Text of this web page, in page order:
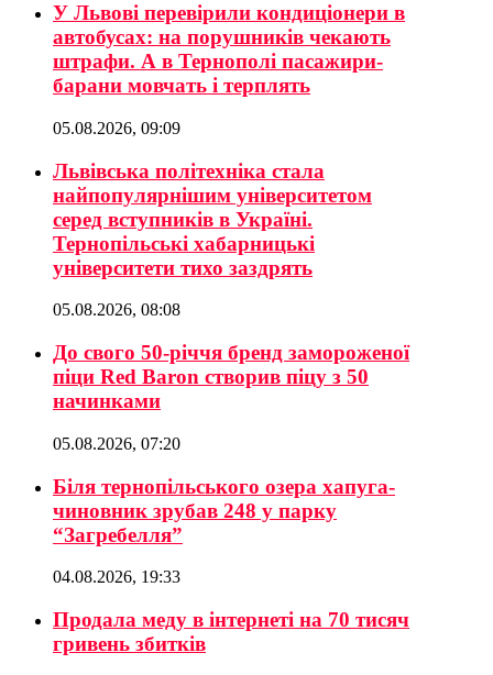
У Львові перевірили кондиціонери в
автобусах: на порушників чекають
штрафи. А в Тернополі пасажири-
барани мовчать і терплять
05.08.2026, 09:09
Львівська політехніка стала
найпопулярнішим університетом
серед вступників в Україні.
Тернопільські хабарницькі
університети тихо заздрять
05.08.2026, 08:08
До свого 50-річчя бренд замороженої
піци Red Baron створив піцу з 50
начинками
05.08.2026, 07:20
Біля тернопільського озера хапуга-
чиновник зрубав 248 у парку
“Загребелля”
04.08.2026, 19:33
Продала меду в інтернеті на 70 тисяч
гривень збитків